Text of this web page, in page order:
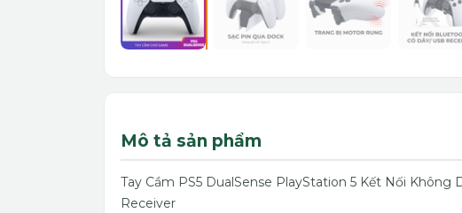
Mô tả sản phẩm
Tay Cầm PS5 DualSense PlayStation 5 Kết Nối Không
Receiver